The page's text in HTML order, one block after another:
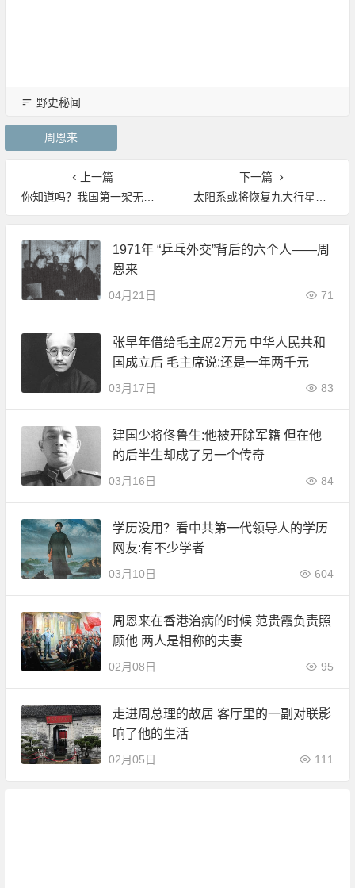
野史秘闻
周恩来
上一篇
你知道吗？我国第一架无人驾驶飞机的设计制造者是衡阳人
下一篇
太阳系或将恢复九大行星论：天文学家有信心找到它
1971年 “乒乓外交”背后的六个人——周
恩来
04月21日 71
张早年借给毛主席2万元 中华人民共和
国成立后 毛主席说:还是一年两千元
03月17日 83
建国少将佟鲁生:他被开除军籍 但在他
的后半生却成了另一个传奇
03月16日 84
学历没用？看中共第一代领导人的学历
网友:有不少学者
03月10日 604
周恩来在香港治病的时候 范贵霞负责照
顾他 两人是相称的夫妻
02月08日 95
走进周总理的故居 客厅里的一副对联影
响了他的生活
02月05日 111